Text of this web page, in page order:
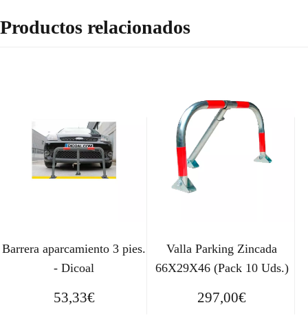
Productos relacionados
Barrera aparcamiento 3 pies.
- Dicoal
53,33€
Valla Parking Zincada
66X29X46 (Pack 10 Uds.)
297,00€